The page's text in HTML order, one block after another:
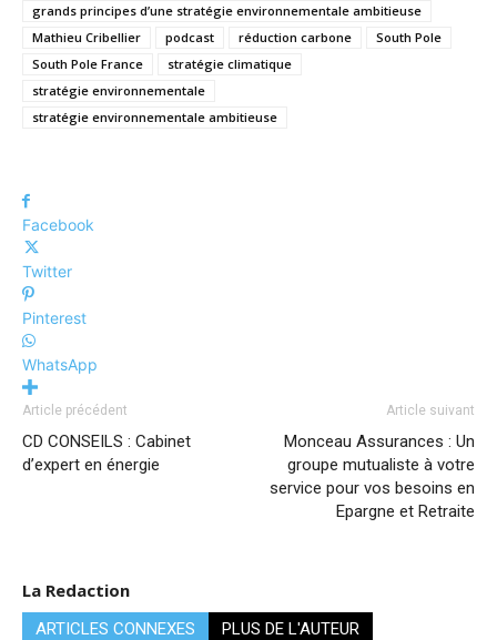
grands principes d’une stratégie environnementale ambitieuse
Mathieu Cribellier
podcast réduction carbone
South Pole
South Pole France
stratégie climatique
stratégie environnementale
stratégie environnementale ambitieuse
Facebook
Twitter
Pinterest
WhatsApp
Article précédent
CD CONSEILS : Cabinet
d’expert en énergie
Article suivant
Monceau Assurances : Un
groupe mutualiste à votre
service pour vos besoins en
Epargne et Retraite
La Redaction
ARTICLES CONNEXES PLUS DE L'AUTEUR